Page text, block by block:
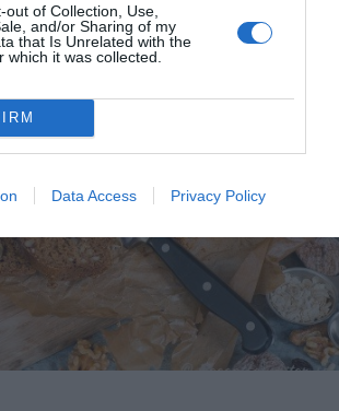
out of Collection, Use,
and/or Sharing of my
that Is Unrelated with the
which it was collected.
Data Access Privacy Policy
liknande: